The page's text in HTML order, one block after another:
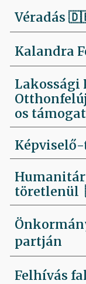
Véradás
Kalandra
Lakossági
os
töretlenül
partján
Felhívás